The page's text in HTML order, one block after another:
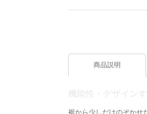
商品説明
機能性・デザイン
裾から少しだけのぞかせ